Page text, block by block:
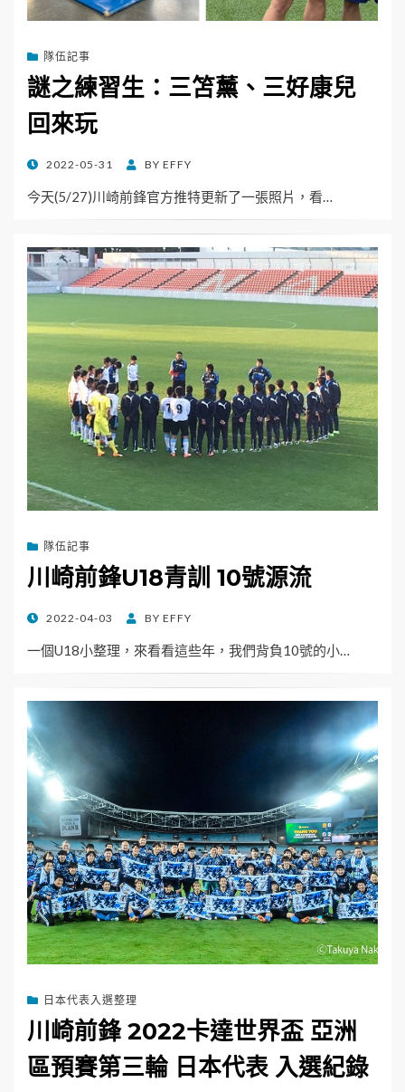
隊伍記事
謎之練習生：三笘薰、三好康兒
回來玩
POSTED
2022-05-31 BY EFFY
今天(5/27)川崎前鋒官方推特更新了一張照片，看…
隊伍記事
川崎前鋒U18青訓 10號源流
POSTED
2022-04-03 BY EFFY
一個U18小整理，來看看這些年，我們背負10號的小…
日本代表入選整理
川崎前鋒 2022卡達世界盃 亞洲
區預賽第三輪 日本代表 入選紀錄